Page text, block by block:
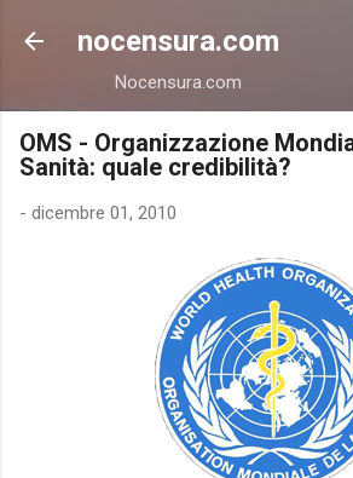
Passa ai contenuti
nocensura.com
Nocensura.com
OMS - Organizzazione
Sanità: quale credibilità?
- dicembre 01, 2010